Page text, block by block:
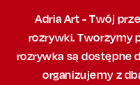
Adria Art - Twój
rozrywki. Tworzymy
rozrywka są dostępne
organizujemy z